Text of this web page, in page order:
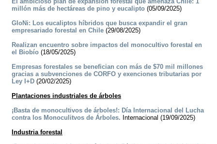
millón más de hectáreas de pino y eucalipto (05/09/2025)
GloNi: Los eucaliptos híbridos que busca expandir el gran
empresariado forestal en Chile (29/08/2025)
Realizan encuentro sobre impactos del monocultivo forestal en
el Biobío (18/05/2025)
Empresas forestales se benefician con más de $70 mil millones
gracias a subvenciones de CORFO y exenciones tributarias por
Ley I+D (20/02/2025)
Plantaciones industriales de árboles
¡Basta de monocultivos de árboles!: Día Internacional del Lucha
contra los Monoculitvos de Árboles. Internacional (19/09/2025)
Industria forestal